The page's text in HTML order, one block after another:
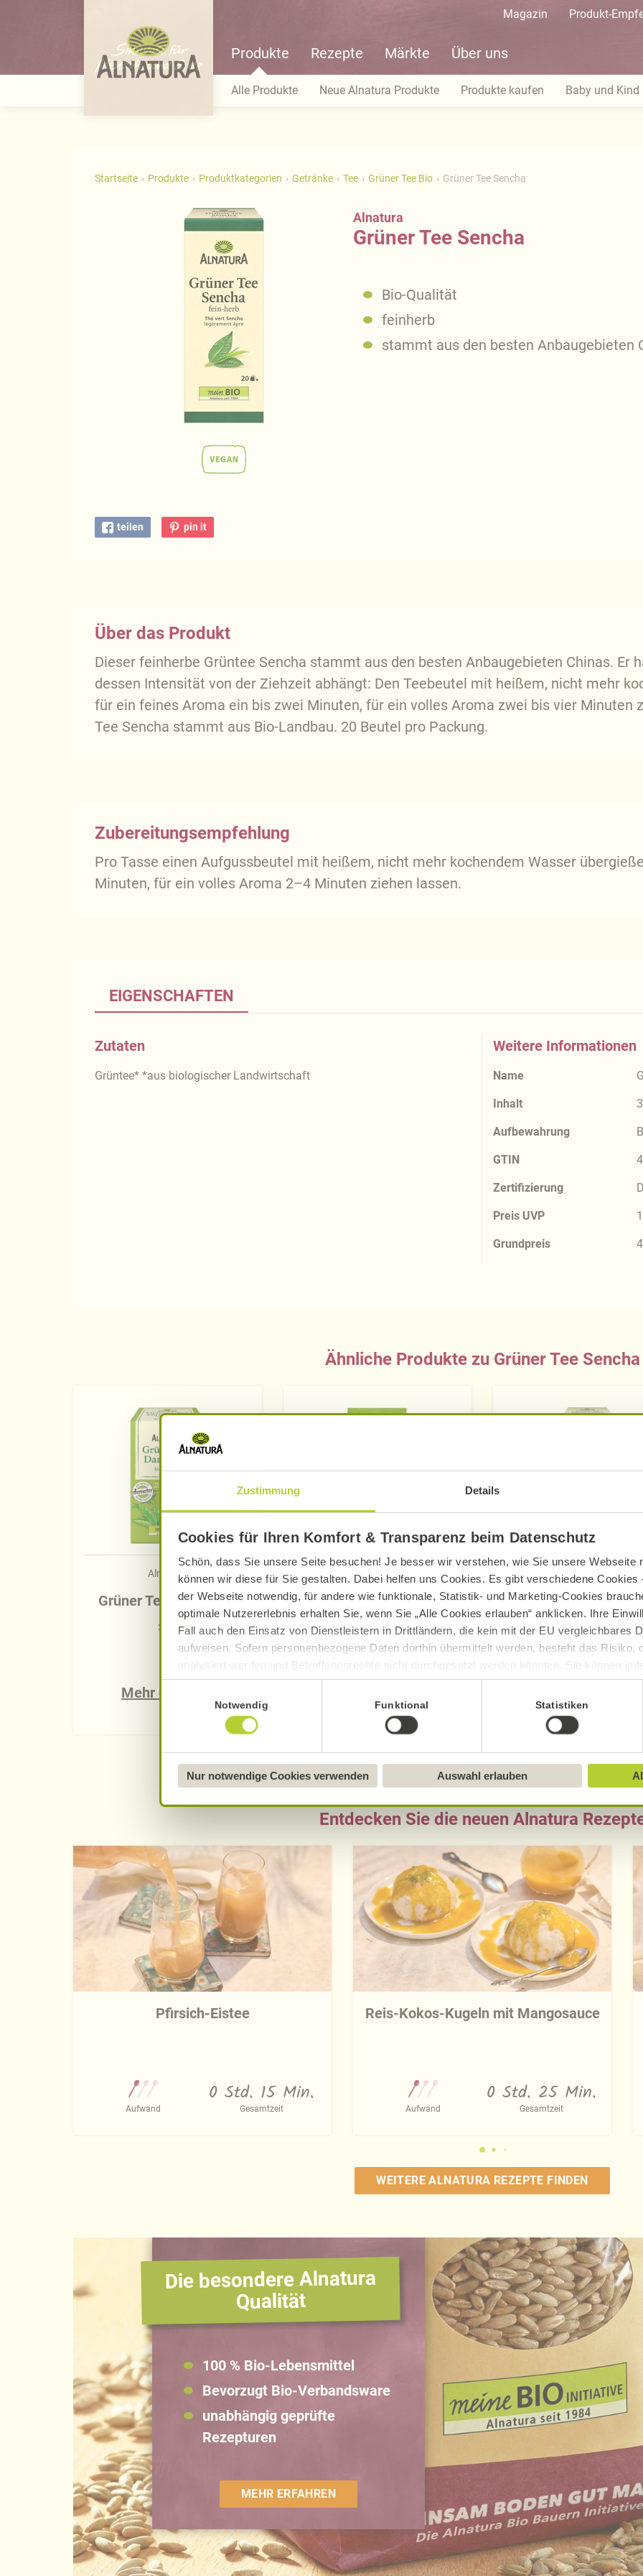
Zustimmung Details
Cookies für Ihren Komfort & Transparenz beim Datenschutz
Schön, dass Sie unsere Seite besuchen! Je besser wir verstehen, wie Sie unsere Webseite
können wir diese für Sie gestalten. Dabei helfen uns Cookies. Es gibt verschiedene Cookies
der Webseite notwendig, für andere wie funktionale, Statistik- und Marketing-Cookies
optimale Nutzererlebnis erhalten Sie, wenn Sie „Alle Cookies erlauben“ anklicken. Ihre
Fall auch den Einsatz von Dienstleistern in Drittländern, die kein mit der EU vergleichbares
aufweisen. Sofern personenbezogene Daten dorthin übermittelt werden, besteht das Risiko,
analysiert werden und Betroffenenrechte nicht durchgesetzt werden könnten. Sie können
Datenverarbeitung und -übermittlung widerrufen und Tools deaktivieren. Ausführliche
Datenschutzerklärung
Näheres über uns erfahren Sie in unseremImpressum
Notwendig Funktional Statistiken
Nur notwendige Cookies verwenden Auswahl erlauben
Magazin Produkt-
Produkte Rezepte Märkte Über uns
Alle Produkte Neue Alnatura Produkte Produkte kaufen Baby und Kind
Startseite Produkte Produktkategorien Getränke Tee Grüner Tee Bio Grüner Tee Sencha
Alnatura
Grüner Tee Sencha
Bio-Qualität
feinherb
stammt aus den besten Anbaugebieten
teilen pin it
Über das Produkt
Dieser feinherbe Grüntee Sencha stammt aus den besten Anbaugebieten Chinas. Er
dessen Intensität von der Ziehzeit abhängt: Den Teebeutel mit heißem, nicht mehr
für ein feines Aroma ein bis zwei Minuten, für ein volles Aroma zwei bis vier Minuten
Tee Sencha stammt aus Bio-Landbau. 20 Beutel pro Packung.
Zubereitungsempfehlung
Pro Tasse einen Aufgussbeutel mit heißem, nicht mehr kochendem Wasser
Minuten, für ein volles Aroma 2–4 Minuten ziehen lassen.
EIGENSCHAFTEN
Zutaten
Grüntee* *aus biologischer Landwirtschaft
Weitere Informationen
Name
Inhalt
Aufbewahrung
GTIN
Zertifizierung
Preis UVP
Grundpreis
Ähnliche Produkte zu Grüner Tee Sencha
Alnatura
Grüner Tee Darjeeling
30 g
Mehr erfahren
Alnatura
Matcha-Grüntee
30 g
Alnatura
Grüner Tee
Lemon
30 g
Mehr erfahren
Entdecken Sie die neuen Alnatura
Pfirsich-Eistee
Aufwand
0 Std. 15 Min.
Gesamtzeit
Reis-Kokos-Kugeln mit Mangosauce
Aufwand
0 Std. 25 Min.
Gesamtzeit
WEITERE ALNATURA REZEPTE FINDEN
Die besondere Alnatura
Qualität
100 % Bio-Lebensmittel
Bevorzugt Bio-Verbandsware
unabhängig geprüfte
Rezepturen
MEHR ERFAHREN